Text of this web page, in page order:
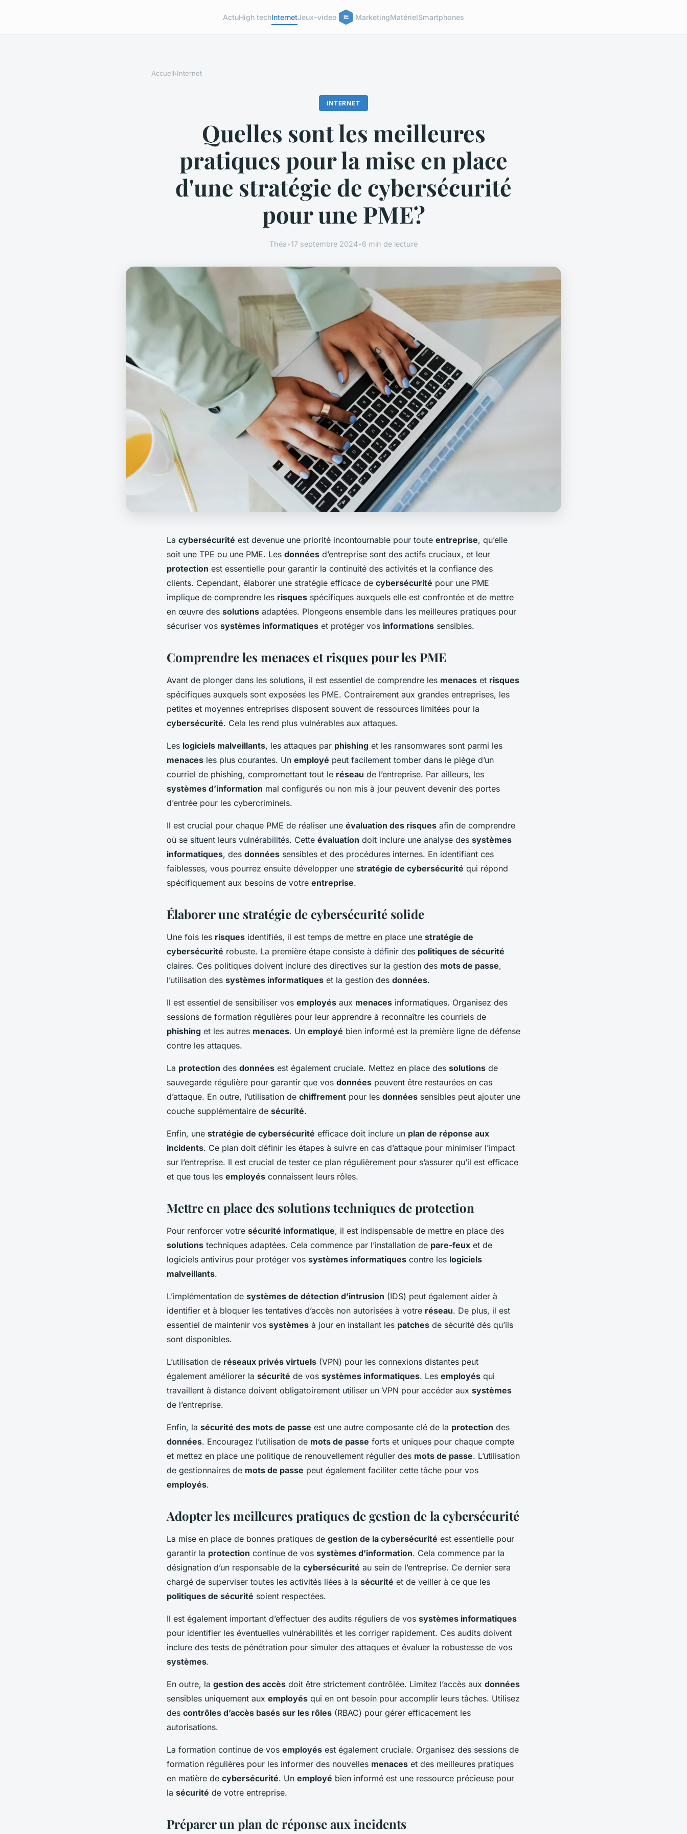
ActuHigh techInternetJeux-video MarketingMatérielSmartphones
Accueil›Internet
INTERNET
Quelles sont les meilleures
pratiques pour la mise en place
d'une stratégie de cybersécurité
pour une PME?
Théa•17 septembre 2024•6 min de lecture
La cybersécurité est devenue une priorité incontournable pour toute entreprise, qu’elle
soit une TPE ou une PME. Les données d’entreprise sont des actifs cruciaux, et leur
protection est essentielle pour garantir la continuité des activités et la confiance des
clients. Cependant, élaborer une stratégie efficace de cybersécurité pour une PME
implique de comprendre les risques spécifiques auxquels elle est confrontée et de mettre
en œuvre des solutions adaptées. Plongeons ensemble dans les meilleures pratiques pour
sécuriser vos systèmes informatiques et protéger vos informations sensibles.
Comprendre les menaces et risques pour les PME
Avant de plonger dans les solutions, il est essentiel de comprendre les menaces et risques
spécifiques auxquels sont exposées les PME. Contrairement aux grandes entreprises, les
petites et moyennes entreprises disposent souvent de ressources limitées pour la
cybersécurité. Cela les rend plus vulnérables aux attaques.
Les logiciels malveillants, les attaques par phishing et les ransomwares sont parmi les
menaces les plus courantes. Un employé peut facilement tomber dans le piège d’un
courriel de phishing, compromettant tout le réseau de l’entreprise. Par ailleurs, les
systèmes d’information mal configurés ou non mis à jour peuvent devenir des portes
d’entrée pour les cybercriminels.
Il est crucial pour chaque PME de réaliser une évaluation des risques afin de comprendre
où se situent leurs vulnérabilités. Cette évaluation doit inclure une analyse des systèmes
informatiques, des données sensibles et des procédures internes. En identifiant ces
faiblesses, vous pourrez ensuite développer une stratégie de cybersécurité qui répond
spécifiquement aux besoins de votre entreprise.
Élaborer une stratégie de cybersécurité solide
Une fois les risques identifiés, il est temps de mettre en place une stratégie de
cybersécurité robuste. La première étape consiste à définir des politiques de sécurité
claires. Ces politiques doivent inclure des directives sur la gestion des mots de passe,
l’utilisation des systèmes informatiques et la gestion des données.
Il est essentiel de sensibiliser vos employés aux menaces informatiques. Organisez des
sessions de formation régulières pour leur apprendre à reconnaître les courriels de
phishing et les autres menaces. Un employé bien informé est la première ligne de défense
contre les attaques.
La protection des données est également cruciale. Mettez en place des solutions de
sauvegarde régulière pour garantir que vos données peuvent être restaurées en cas
d’attaque. En outre, l’utilisation de chiffrement pour les données sensibles peut ajouter une
couche supplémentaire de sécurité.
Enfin, une stratégie de cybersécurité efficace doit inclure un plan de réponse aux
incidents. Ce plan doit définir les étapes à suivre en cas d’attaque pour minimiser l’impact
sur l’entreprise. Il est crucial de tester ce plan régulièrement pour s’assurer qu’il est efficace
et que tous les employés connaissent leurs rôles.
Mettre en place des solutions techniques de protection
Pour renforcer votre sécurité informatique, il est indispensable de mettre en place des
solutions techniques adaptées. Cela commence par l’installation de pare-feux et de
logiciels antivirus pour protéger vos systèmes informatiques contre les logiciels
malveillants.
L’implémentation de systèmes de détection d’intrusion (IDS) peut également aider à
identifier et à bloquer les tentatives d’accès non autorisées à votre réseau. De plus, il est
essentiel de maintenir vos systèmes à jour en installant les patches de sécurité dès qu’ils
sont disponibles.
L’utilisation de réseaux privés virtuels (VPN) pour les connexions distantes peut
également améliorer la sécurité de vos systèmes informatiques. Les employés qui
travaillent à distance doivent obligatoirement utiliser un VPN pour accéder aux systèmes
de l’entreprise.
Enfin, la sécurité des mots de passe est une autre composante clé de la protection des
données. Encouragez l’utilisation de mots de passe forts et uniques pour chaque compte
et mettez en place une politique de renouvellement régulier des mots de passe. L’utilisation
de gestionnaires de mots de passe peut également faciliter cette tâche pour vos
employés.
Adopter les meilleures pratiques de gestion de la cybersécurité
La mise en place de bonnes pratiques de gestion de la cybersécurité est essentielle pour
garantir la protection continue de vos systèmes d’information. Cela commence par la
désignation d’un responsable de la cybersécurité au sein de l’entreprise. Ce dernier sera
chargé de superviser toutes les activités liées à la sécurité et de veiller à ce que les
politiques de sécurité soient respectées.
Il est également important d’effectuer des audits réguliers de vos systèmes informatiques
pour identifier les éventuelles vulnérabilités et les corriger rapidement. Ces audits doivent
inclure des tests de pénétration pour simuler des attaques et évaluer la robustesse de vos
systèmes.
En outre, la gestion des accès doit être strictement contrôlée. Limitez l’accès aux données
sensibles uniquement aux employés qui en ont besoin pour accomplir leurs tâches. Utilisez
des contrôles d’accès basés sur les rôles (RBAC) pour gérer efficacement les
autorisations.
La formation continue de vos employés est également cruciale. Organisez des sessions de
formation régulières pour les informer des nouvelles menaces et des meilleures pratiques
en matière de cybersécurité. Un employé bien informé est une ressource précieuse pour
la sécurité de votre entreprise.
Préparer un plan de réponse aux incidents